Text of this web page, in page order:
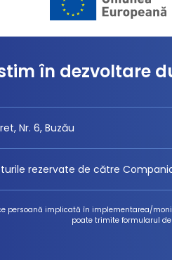
în dezvoltare
Nr. 6, Buzău
rezervate de către Compania
persoană implicată în implementarea/
poate trimite formularul